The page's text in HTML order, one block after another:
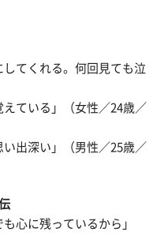
してくれる。何回見ても泣
ている」（女性／24歳／
出深い」（男性／25歳／
心に残っているから」